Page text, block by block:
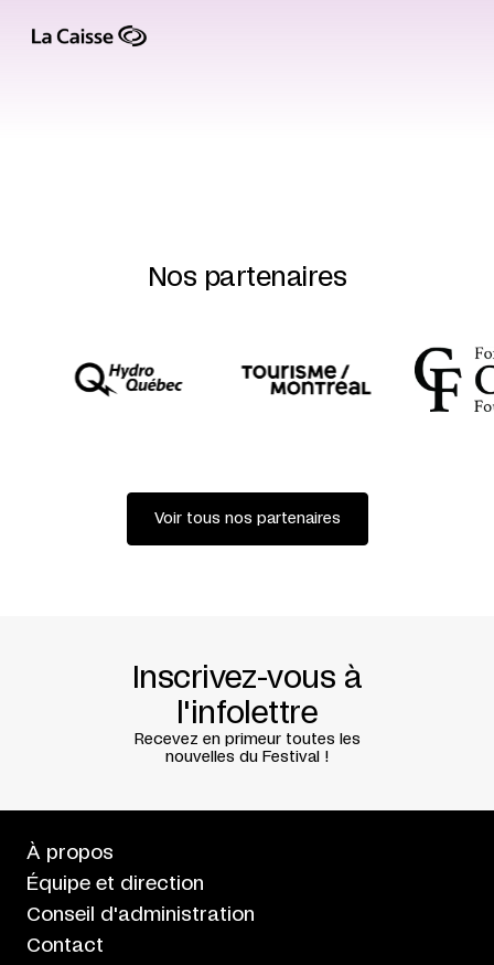
Nos partenaires
Voir tous nos partenaires
Inscrivez-vous à
l'infolettre
Recevez en primeur toutes les
nouvelles du Festival !
À propos
Équipe et direction
Conseil d'administration
Contact